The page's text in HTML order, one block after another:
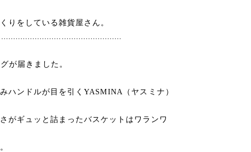
りをしている雑貨屋さん。
が届きました。
ハンドルが目を引くYASMINA（ヤスミナ）
がギュッと詰まったバスケットはワランワ